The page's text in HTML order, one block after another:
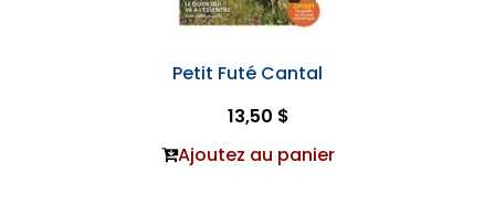
Petit Futé Cantal
13,50 $
Ajoutez au panier